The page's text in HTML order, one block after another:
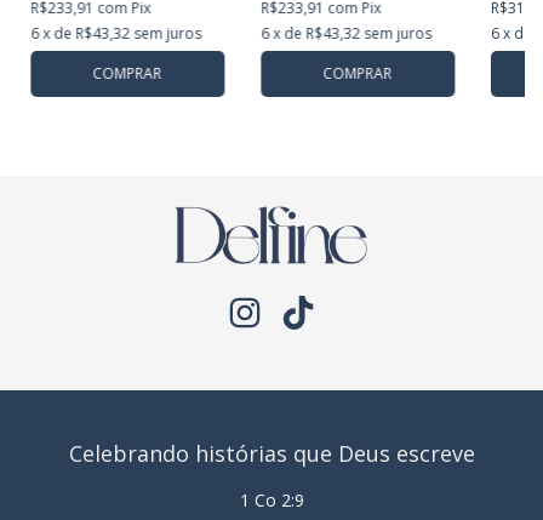
R$233,91 com Pix
6x de R$43,32 sem juros
COMPRAR
R$233,91 com Pix
6x de R$43,32 sem juros
COMPRAR
6 x de
Celebrando histórias que Deus escreve
1 Co 2:9